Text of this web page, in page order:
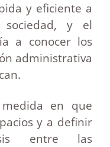
y eficiente a
y el
a conocer los
administrativa
en que
y a definir
entre las